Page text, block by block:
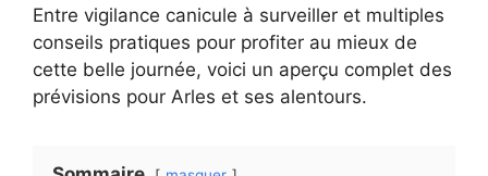
Entre vigilance canicule à surveiller et multiples
conseils pratiques pour profiter au mieux de
cette belle journée, voici un aperçu complet des
prévisions pour Arles et ses alentours.